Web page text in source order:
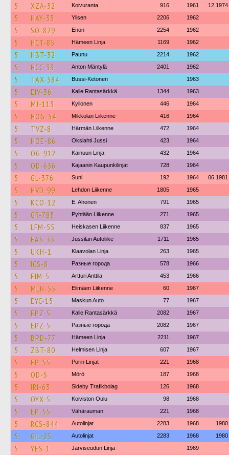
5 XZA-52 Koivuranta 916 1961 12.1974
5 HAY-33 Ylisen 2206 1962
5 SO-829 Enon 2254 1962
5 HCT-85 Hämeen Linja 1169 1962
5 HBT-32 Paunu 2214 1962
5 HCC-33 Anton Mäntylä 2401 1962
5 TAX-584 Bussi-Ketonen 1963
5 EIV-36 Kalle Rantasärkkä 1344 1963
5 MJ-113 Kyllonen 446 1964
5 HOG-54 Mikkolan Liikenne 416 1964
5 TVZ-8 Härmän Liikenne 472 1964
5 HOE-86 Okslahti Jussi 423 1964
5 OG-912 Kainuun Linja 432 1964
5 OD-636 Kajaanin Kaupunkilinjat 728 1964
5 GL-376 Suni 192 1964 06.1981
5 HVD-99 Lehdon Liikenne 1805 1965
5 KCO-12 E. Ahonen 791 1965
5 GR-785 Pyhtään Liikenne 271 1965
5 LFM-55 Heiskasen Liikenne 837 1965
5 EAS-33 Jussilan Autoliike 1711 1965
5 UKH-1 Klaavolan Linja 263 1965
5 ICS-8 Разные города 578 1966
5 EIM-5 Artturi Anttila 453 1966
5 MLN-55 Elimäen Liikenne 60 1967
5 EYC-15 Maskun Auto 77 1967
5 EPZ-5 Kalle Rantasärkkä 2082 1967
5 EPZ-5 Разные города 2082 1967
5 BPD-77 Hämeen Linja 2211 1967
5 ZBT-80 Helmisen Linja 607 1967
5 EP-55 Porin Linjat 221 1968
5 OD-5 Mörö 187 1968
5 IRI-63 Sideby Trafikbolag 126 1968
5 OYX-5 Koiviston Oulu 98 1968
5 EP-55 Vähärauman 221 1968
5 RCS-844 Autolinjat 2283 1968 1980
5 GIL-25 Autolinjat 2283 1968 1980
5 YES-1 Järviseudun Linja 1969